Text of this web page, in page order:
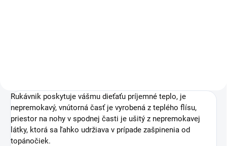
Rukávnik poskytuje vášmu dieťaťu príjemné teplo, je
nepremokavý, vnútorná časť je vyrobená z teplého flísu,
priestor na nohy v spodnej časti je ušitý z nepremokavej
látky, ktorá sa ľahko udržiava v prípade zašpinenia od
topánočiek.